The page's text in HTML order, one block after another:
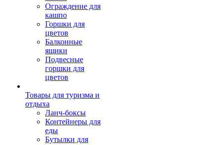
Ограждение для
кашпо
Горшки для
цветов
Балконные
ящики
Подвесные
горшки для
цветов
Товары для туризма и
отдыха
Ланч-боксы
Контейнеры для
еды
Бутылки для